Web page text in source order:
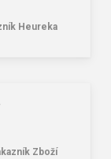
Heureka
Zboží